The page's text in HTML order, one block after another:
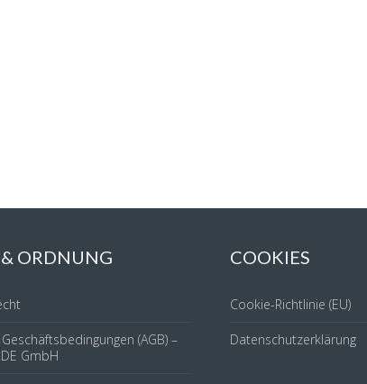
ORDNUNG
(AGB) –
GmbH
COOKIES
Cookie-Richtlinie (EU)
Datenschutzerklärung